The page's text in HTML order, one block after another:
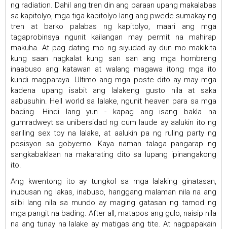
ng radiation. Dahil ang tren din ang paraan upang makalabas
sa kapitolyo, mga tiga-kapitolyo lang ang pwede sumakay ng
tren at barko palabas ng kapitolyo, maari ang mga
tagaprobinsya ngunit kailangan may permit na mahirap
makuha. At pag dating mo ng siyudad ay dun mo makikita
kung saan nagkalat kung san san ang mga hombreng
inaabuso ang katawan at walang magawa itong mga ito
kundi magparaya. Ultimo ang mga poste dito ay may mga
kadena upang isabit ang lalakeng gusto nila at saka
aabusuhin. Hell world sa lalake, ngunit heaven para sa mga
bading. Hindi lang yun - kapag ang isang bakla na
gumradweyt sa unibersidad ng cum laude ay aalukin ito ng
sariling sex toy na lalake, at aalukin pa ng ruling party ng
posisyon sa gobyerno. Kaya naman talaga pangarap ng
sangkabaklaan na makarating dito sa lupang ipinangakong
ito.
Ang kwentong ito ay tungkol sa mga lalaking ginatasan,
inubusan ng lakas, inabuso, hanggang malaman nila na ang
silbi lang nila sa mundo ay maging gatasan ng tamod ng
mga pangit na bading. After all, matapos ang gulo, naisip nila
na ang tunay na lalake ay matigas ang tite. At nagpapakain